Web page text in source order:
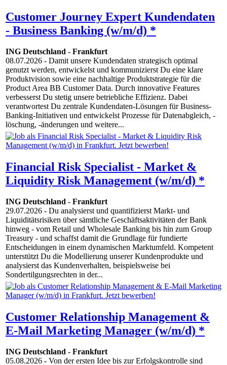
Customer Journey Expert Kundendaten
- Business Banking (w/m/d) *
ING Deutschland - Frankfurt
08.07.2026 - Damit unsere Kundendaten strategisch optimal
genutzt werden, entwickelst und kommunizierst Du eine klare
Produktvision sowie eine nachhaltige Produktstrategie für die
Product Area BB Customer Data. Durch innovative Features
verbesserst Du stetig unsere betriebliche Effizienz. Dabei
verantwortest Du zentrale Kundendaten-Lösungen für Business-
Banking-Initiativen und entwickelst Prozesse für Datenabgleich, -
löschung, -änderungen und weitere...
Financial Risk Specialist - Market &
Liquidity Risk Management (w/m/d) *
ING Deutschland - Frankfurt
29.07.2026 - Du analysierst und quantifizierst Markt- und
Liquiditätsrisiken über sämtliche Geschäftsaktivitäten der Bank
hinweg - vom Retail und Wholesale Banking bis hin zum Group
Treasury - und schaffst damit die Grundlage für fundierte
Entscheidungen in einem dynamischen Marktumfeld. Kompetent
unterstützt Du die Modellierung unserer Kundenprodukte und
analysierst das Kundenverhalten, beispielsweise bei
Sondertilgungsrechten in der...
Customer Relationship Management &
E-Mail Marketing Manager (w/m/d) *
ING Deutschland - Frankfurt
05.08.2026 - Von der ersten Idee bis zur Erfolgskontrolle sind